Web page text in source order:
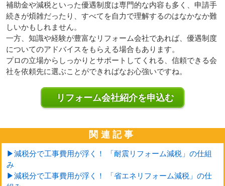
補助金や減税といった優遇制度は専門的な内容も多く、申請手
続きが煩雑だったり、すべてを自力で理解するのはなかなか難
しいかもしれません。
一方、知識や経験が豊富なリフォーム会社であれば、優遇制度
についてのアドバイスをもらえる場合もあります。
プロの立場からしっかりとサポートしてくれる、信頼できる会
社を依頼先に選ぶことができればなお心強いですね。
リフォーム会社紹介を申込む
関連記事
▶減税分で工事費用が浮く！ 「耐震リフォーム減税」の仕組
み
▶減税分で工事費用が浮く！ 「省エネリフォーム減税」の仕